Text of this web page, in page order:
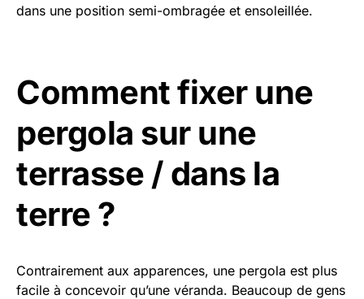
dans une position semi-ombragée et ensoleillée.
Comment fixer une
pergola sur une
terrasse / dans la
terre ?
Contrairement aux apparences, une pergola est plus
facile à concevoir qu’une véranda. Beaucoup de gens